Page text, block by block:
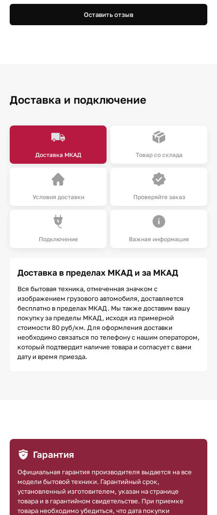
Оставить отзыв
Доставка и подключение
Доставка МКАД Товар со склада
Условия доставки Проверяйте заказ
Подключение Важная информация
Доставка в пределах МКАД и за МКАД
Вся бытовая техника, отмеченная значком с
изображением грузового автомобиля, доставляется
бесплатно в пределах МКАД. Мы также доставим вашу
покупку за пределы МКАД, исходя из примерной
стоимости 80 руб/км. Для оформления доставки
необходимо связаться по телефону с нашим оператором,
который подтвердит наличие товара и согласует с вами
дату и время приезда.
Гарантия
Официальная гарантия производителя выдается на все
модели бытовой техники. Гарантийный срок,
установленный изготовителем, указан на странице
товара и в гарантийном свидетельстве. При приемке
товара необходимо убедиться, что дата покупки